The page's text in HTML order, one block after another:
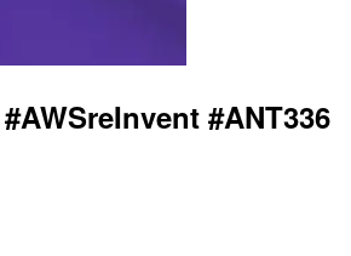
#ANT336